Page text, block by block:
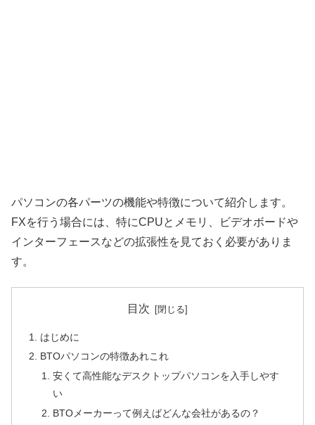
パソコンの各パーツの機能や特徴について紹介します。
FXを行う場合には、特にCPUとメモリ、ビデオボードや
インターフェースなどの拡張性を見ておく必要がありま
す。
目次
はじめに
BTOパソコンの特徴あれこれ
安くて高性能なデスクトップパソコンを入手しやす
い
BTOメーカーって例えばどんな会社があるの？